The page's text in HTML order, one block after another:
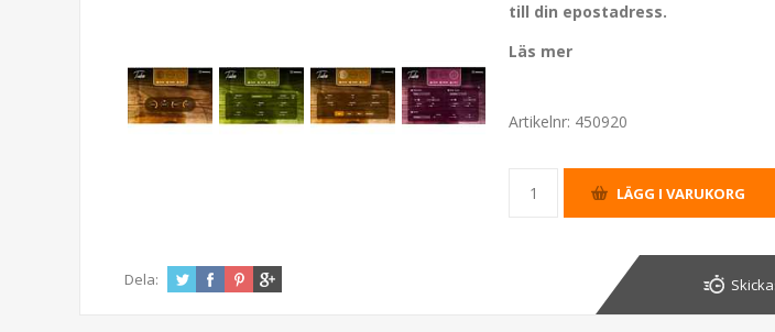
till din epostadress.
Läs mer
Artikelnr: 450920
Dela: